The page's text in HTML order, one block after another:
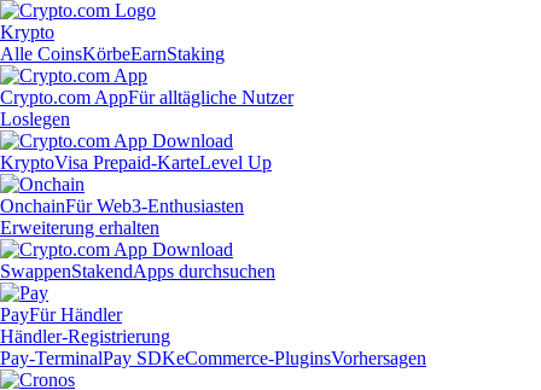
Krypto
Alle CoinsKörbeEarnStaking
Crypto.com AppFür alltägliche Nutzer
Loslegen
KryptoVisa Prepaid-KarteLevel Up
OnchainFür Web3-Enthusiasten
Erweiterung erhalten
SwappenStakendApps durchsuchen
PayFür Händler
Händler-Registrierung
Pay-TerminalPay SDKeCommerce-PluginsVorhersagen